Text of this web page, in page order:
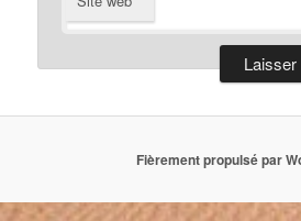
Fièrement propulsé par